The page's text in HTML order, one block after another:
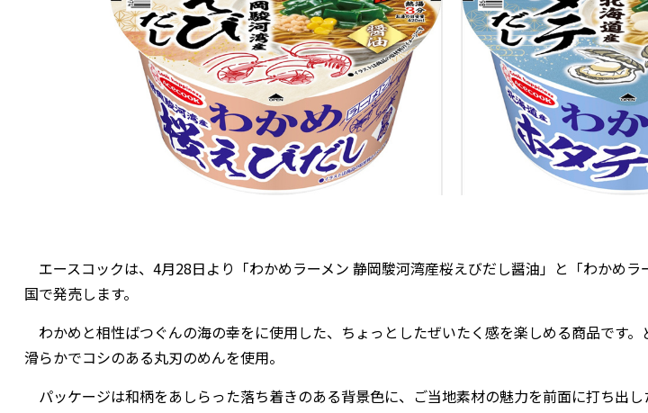
エースコックは、4月28日より「わかめラーメン 静岡駿河湾産桜えびだし醤油」と「わかめラ
国で発売します。
わかめと相性ばつぐんの海の幸をに使用した、ちょっとしたぜいたく感を楽しめる商品です。
滑らかでコシのある丸刃のめんを使用。
パッケージは和柄をあしらった落ち着きのある背景色に、ご当地素材の魅力を前面に打ち出し